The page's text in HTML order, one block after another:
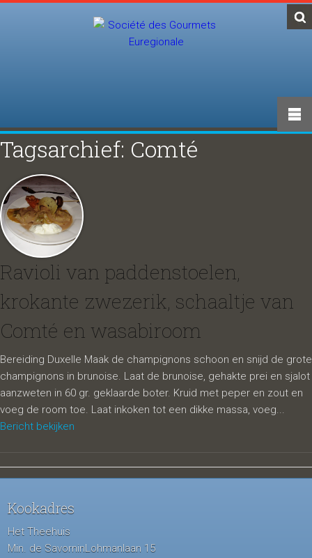
Tagsarchief: Comté
Ravioli van paddenstoelen,
krokante zwezerik, schaaltje van
Comté en wasabiroom
Bereiding Duxelle Maak de champignons schoon en snijd de grote
champignons in brunoise. Laat de brunoise, gehakte prei en sjalot
aanzweten in 60 gr. geklaarde boter. Kruid met peper en zout en
voeg de room toe. Laat inkoken tot een dikke massa, voeg...
Bericht bekijken
Kookadres
Het Theehuis
Min. de SavorninLohmanlaan 15